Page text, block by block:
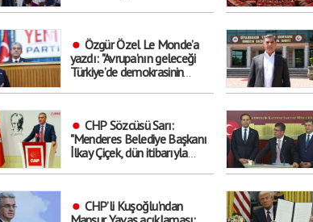
Özgür Özel Le Monde’a
yazdı: "Avrupa’nın geleceği
Türkiye’de demokrasinin
CHP Sözcüsü Sarı:
"Menderes Belediye Başkanı
İlkay Çiçek, dün itibarıyla
CHP’li Kuşoğlu’ndan